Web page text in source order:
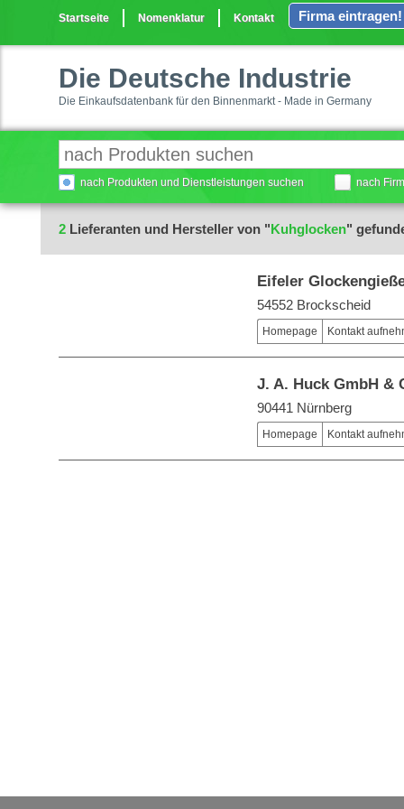
Startseite Nomenklatur Kontakt Firma eintragen!
Die Deutsche Industrie
Die Einkaufsdatenbank für den Binnenmarkt - Made in Germany
nach Produkten und Dienstleistungen suchen nach
2 Lieferanten und Hersteller von "Kuhglocken"
Eifeler
54552 Brockscheid
Homepage Kontakt
J. A. Huck GmbH &
90441 Nürnberg
Homepage Kontakt